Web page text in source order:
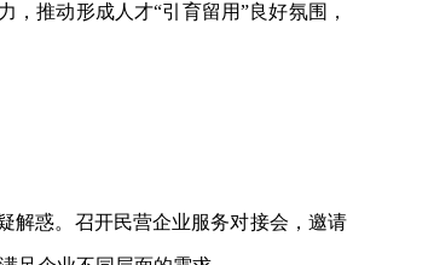
，推动形成人才“引育留用”良好氛围，
解惑。召开民营企业服务对接会，邀请